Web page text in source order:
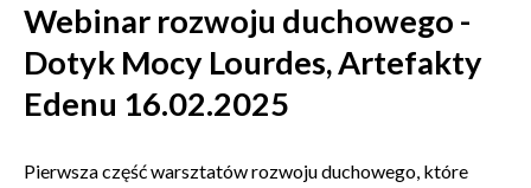
Webinar rozwoju duchowego -
Dotyk Mocy Lourdes, Artefakty
Edenu 16.02.2025
Pierwsza część warsztatów rozwoju duchowego, które